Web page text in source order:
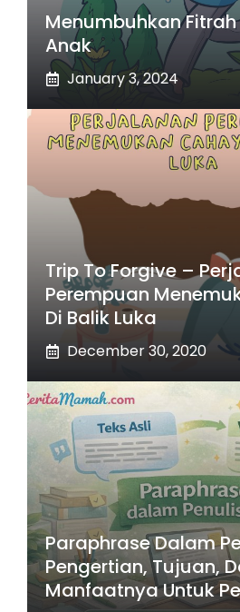
Menumbuhkan
Anak
January 3, 2024
Trip To Forgive –
Perempuan
Di Balik Luka
December 30, 2020
Paraphrase Dalam
Pengertian, Tujuan,
Manfaatnya Untuk